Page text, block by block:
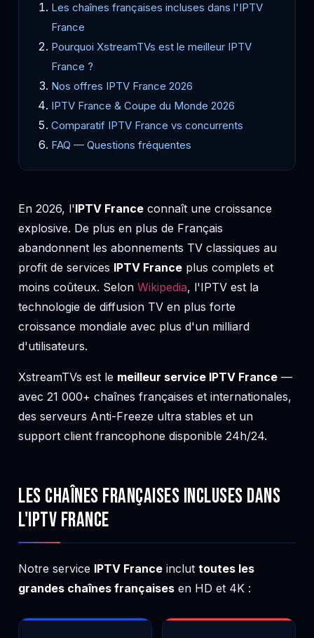
Les chaînes françaises incluses dans l'IPTV
France
Pourquoi XstreamTVs est le meilleur IPTV
France ?
Nos offres IPTV France 2026
IPTV France & Coupe du Monde 2026
Comparatif IPTV France vs concurrents
FAQ — Questions fréquentes
En 2026, l'IPTV France connaît une croissance
explosive. De plus en plus de Français
abandonnent les abonnements TV classiques au
profit de services IPTV France plus complets et
moins coûteux. Selon Wikipedia, l'IPTV est la
technologie de diffusion TV en plus forte
croissance mondiale avec plus d'un milliard
d'utilisateurs.
XstreamTVs est le meilleur service IPTV France —
avec 21 000+ chaînes françaises et internationales,
des serveurs Anti-Freeze ultra stables et un
support client francophone disponible 24h/24.
Les Chaînes Françaises Incluses dans
l'IPTV France
Notre service IPTV France inclut toutes les
grandes chaînes françaises en HD et 4K :